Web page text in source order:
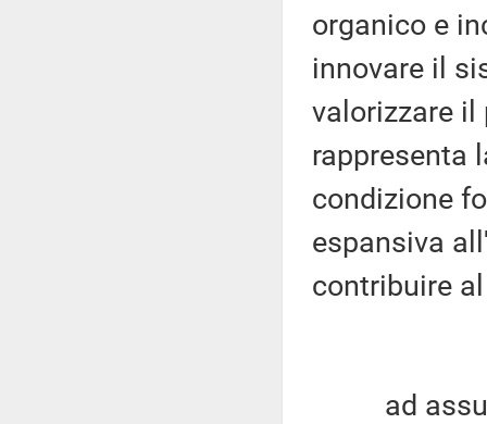
organico e
innovare il
valorizzare il
rappresenta
condizione
espansiva
contribuire
ad